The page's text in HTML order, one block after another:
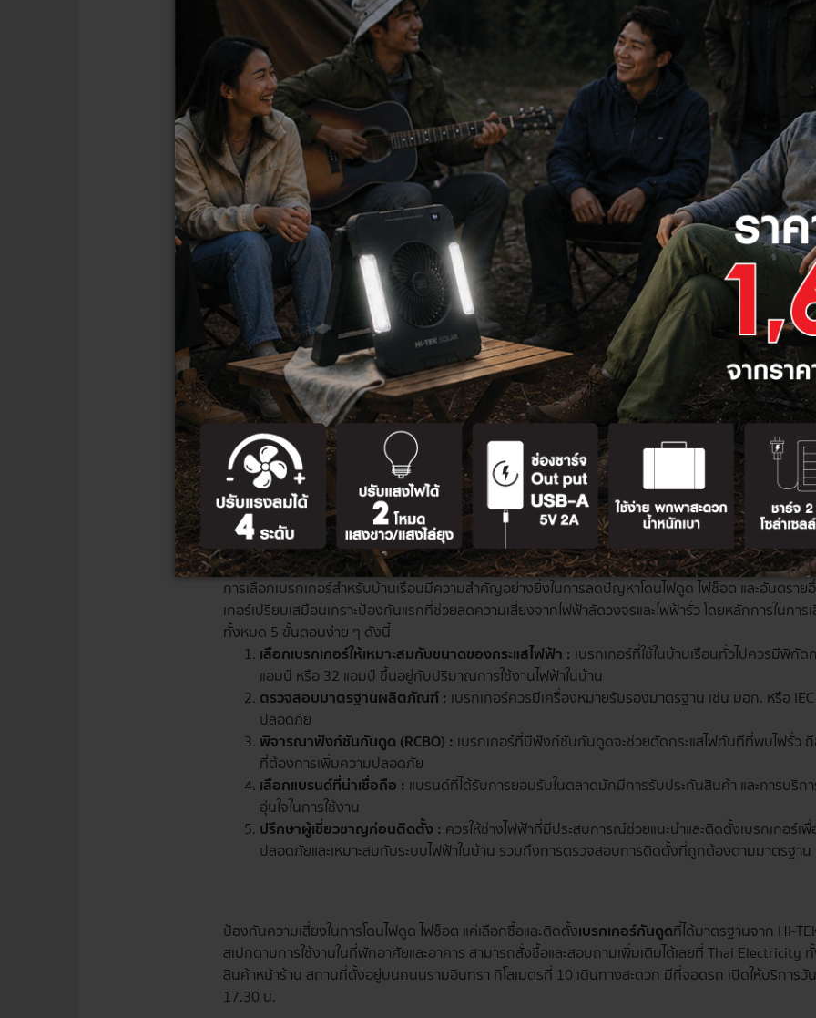
อุบัติเหตุจากไฟฟ้าดูดสามารถเกิดขึ้นได้ในชีวิตประจำวัน และอาจนำไปสู่การบาดเจ็บร้ายแรงหรือถึงขั้นเสี
เหมาะสม ต่อไปนี้คือ 5 วิธีป้องกันและช่วยเหลือหากคนในครอบครัวโดนไฟดูดภายในบ้าน
ตรวจสอบระบบไฟฟ้าในบ้านเป็นประจำ :
ระบบไฟฟ้าภายในบ้านควรได้รับการตรวจสอบจากช่าง
เพื่อให้มั่นใจว่าไม่มีสายไฟชำรุด หรืออุปกรณ์ไฟฟ้าเสียหายที่อาจนำไปสู่การเกิดไฟดูด
ติดตั้งเบรกเกอร์กันดูด (RCBO) :เบรกเกอร์กันดูดเป็นอุปกรณ์สำคัญที่ช่วยตัดกระแสไฟเมื่อเกิดไฟ
มาตรฐานและเหมาะสมกับขนาดของบ้านสามารถลดความเสี่ยงในการเกิดอุบัติเหตุด้านไฟฟ้าได้อย่า
ใช้อุปกรณ์ไฟฟ้าที่ได้มาตรฐาน :ควรเลือกใช้อุปกรณ์ไฟฟ้าที่ได้รับการรับรองมาตรฐานจากหน่วยง
อุปกรณ์ไฟฟ้าที่มีราคาถูกเกินไป เพราะอาจไม่ได้มาตรฐานความปลอดภัย
ให้ความรู้สมาชิกในครอบครัว :ควรให้ความรู้เกี่ยวกับวิธีการใช้อุปกรณ์ไฟฟ้าอย่างปลอดภัย เช่น
ไม่ถอดปลั๊กด้วยการจับสายไฟ เพื่อช่วยลดความเสี่ยงในการโดนไฟดูดในชีวิตประจำวัน
ติดตั้งอุปกรณ์เสริมความปลอดภัยในบ้าน : การติดตั้งปลั๊กไฟที่มีฝาครอบป้องกัน โดยเฉพาะในบ้า
เด็กจะสัมผัสกับแหล่งกำเนิดกระแสไฟโดยตรงได้
วิธีเลือกเบรกเกอร์สำหรับบ้านเรือน
การเลือกเบรกเกอร์สำหรับบ้านเรือนมีความสำคัญอย่างยิ่งในการลดปัญหาโดนไฟดูด ไฟช็อต และอันตราย
เกอร์เปรียบเสมือนเกราะป้องกันแรกที่ช่วยลดความเสี่ยงจากไฟฟ้าลัดวงจรและไฟฟ้ารั่ว โดยหลักการในกา
ทั้งหมด 5 ขั้นตอนง่าย ๆ ดังนี้
เลือกเบรกเกอร์ให้เหมาะสมกับขนาดของกระแสไฟฟ้า : เบรกเกอร์ที่ใช้ในบ้านเรือนทั่วไปควรมีพิกัด
แอมป์ หรือ 32 แอมป์ ขึ้นอยู่กับปริมาณการใช้งานไฟฟ้าในบ้าน
ตรวจสอบมาตรฐานผลิตภัณฑ์ : เบรกเกอร์ควรมีเครื่องหมายรับรองมาตรฐาน เช่น มอก. หรือ
ปลอดภัย
พิจารณาฟังก์ชันกันดูด (RCBO) : เบรกเกอร์ที่มีฟังก์ชันกันดูดจะช่วยตัดกระแสไฟทันทีที่พบไฟรั่ว ถื
ที่ต้องการเพิ่มความปลอดภัย
เลือกแบรนด์ที่น่าเชื่อถือ : แบรนด์ที่ได้รับการยอมรับในตลาดมักมีการรับประกันสินค้า และการบริ
อุ่นใจในการใช้งาน
ปรึกษาผู้เชี่ยวชาญก่อนติดตั้ง : ควรให้ช่างไฟฟ้าที่มีประสบการณ์ช่วยแนะนำและติดตั้งเบรกเกอร์เพื่
ปลอดภัยและเหมาะสมกับระบบไฟฟ้าในบ้าน รวมถึงการตรวจสอบการติดตั้งที่ถูกต้องตามมาตรฐาน
ป้องกันความเสี่ยงในการโดนไฟดูด ไฟช็อต แค่เลือกซื้อและติดตั้งเบรกเกอร์กันดูดที่ได้มาตรฐานจาก HI-
สเปกตามการใช้งานในที่พักอาศัยและอาคาร สามารถสั่งซื้อและสอบถามเพิ่มเติมได้เลยที่ Thai Electricity
สินค้าหน้าร้าน สถานที่ตั้งอยู่บนถนนรามอินทรา กิโลเมตรที่ 10 เดินทางสะดวก มีที่จอดรถ เปิดให้บริการวั
17.30 น.